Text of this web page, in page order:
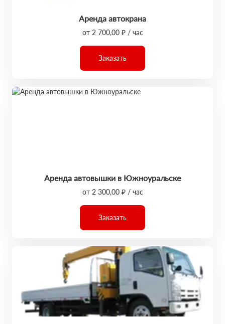
Аренда автокрана
от 2 700,00 ₽ / час
Заказать
Аренда автовышки в Южноуральске
от 2 300,00 ₽ / час
Заказать